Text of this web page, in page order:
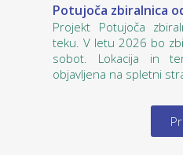
Potujoča zbiralnica
Projekt Potujoča
teku. V letu 2026 bo
sobot. Lokacija in
objavljena na spletni